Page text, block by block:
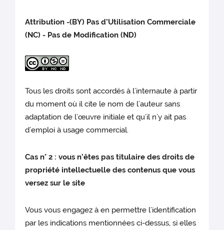
Attribution -(BY) Pas d’Utilisation Commerciale
(NC) - Pas de Modification (ND)
Tous les droits sont accordés à l’internaute à partir
du moment où il cite le nom de l’auteur sans
adaptation de l’œuvre initiale et qu’il n’y ait pas
d’emploi à usage commercial.
Cas n° 2 : vous n’êtes pas titulaire des droits de
propriété intellectuelle des contenus que vous
versez sur le site
Vous vous engagez à en permettre l’identification
par les indications mentionnées ci-dessus, si elles